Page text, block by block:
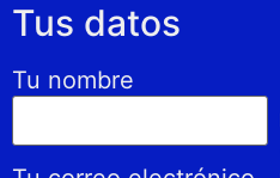
Tus datos
Tu nombre